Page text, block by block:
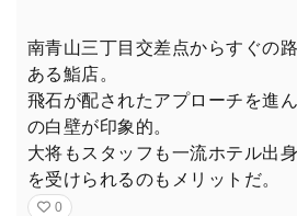
東京カレンダー（東カレ）2026年2月
質にそれぞれご招待。
“背徳の聖地”と名高い、映えも味も極
は、2025年に女優として飛躍した山下
想像を超える誘惑の景色に陥落する山
は、東京カレンダー（東カレ）2026年2
南青山三丁目交差点からすぐの
ある鮨店。
飛石が配されたアプローチを進
の白壁が印象的。
大将もスタッフも一流ホテル出
を受けられるのもメリットだ。
0